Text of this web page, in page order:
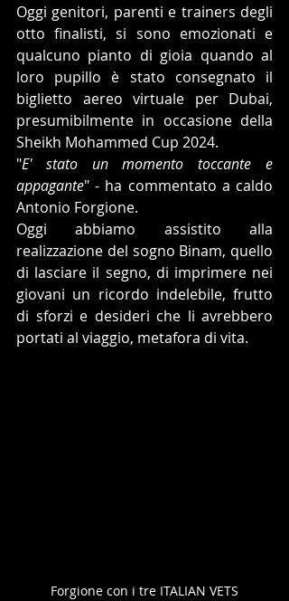
Oggi genitori, parenti e trainers degli
otto finalisti, si sono emozionati e
qualcuno pianto di gioia quando al
loro pupillo è stato consegnato il
biglietto aereo virtuale per Dubai,
presumibilmente in occasione della
Sheikh Mohammed Cup 2024.
"E' stato un momento toccante e
appagante" - ha commentato a caldo
Antonio Forgione.
Oggi abbiamo assistito alla
realizzazione del sogno Binam, quello
di lasciare il segno, di imprimere nei
giovani un ricordo indelebile, frutto
di sforzi e desideri che li avrebbero
portati al viaggio, metafora di vita.
Forgione con i tre ITALIAN VETS